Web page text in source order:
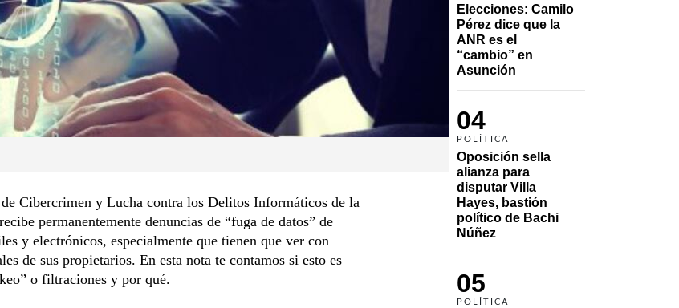
Elecciones: Camilo
Pérez dice que la
ANR es el
“cambio” en
Asunción
04
POLÍTICA
Oposición sella
alianza para
disputar Villa
Hayes, bastión
político de Bachi
Núñez
05
POLÍTICA
Cibercrimen y Lucha contra los Delitos Informáticos de la
permanentemente denuncias de “fuga de datos” de
y electrónicos, especialmente que tienen que ver con
de sus propietarios. En esta nota te contamos si esto es
o filtraciones y por qué.